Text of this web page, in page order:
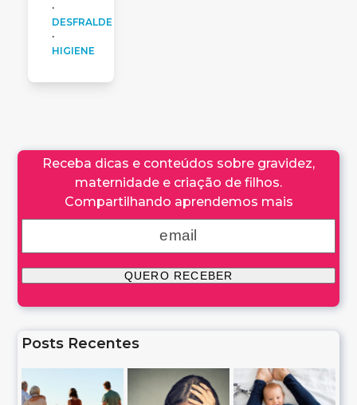
·
DESFRALDE
·
HIGIENE
Receba dicas e conteúdos sobre gravidez,
maternidade e criação de filhos.
Compartilhando aprendemos mais
Posts Recentes